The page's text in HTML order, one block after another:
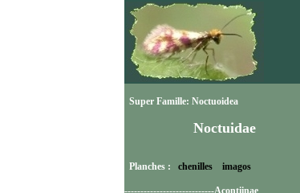
Super Famille: Noctuoidea
Noctuidae
Planches : chenilles imagos
----------------------------Acontiinae